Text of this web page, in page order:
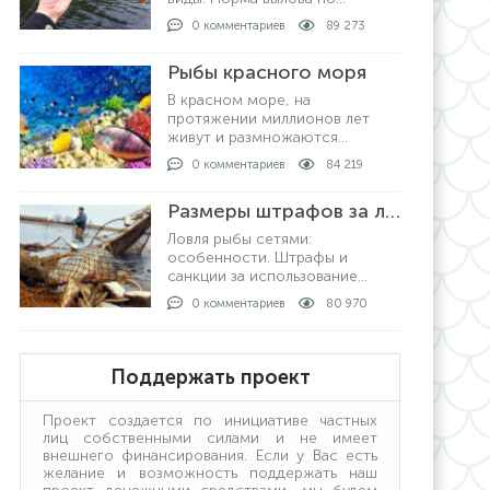
регионам в России,
допустимые размеры рыбы для
могут выписать штрафы и как
рыбачить не нарушая закон.
0 комментариев 89 273
Рыбы красного моря
В красном море, на
протяжении миллионов лет
живут и размножаются
различные подводные
обитатели в большом
день известно о полутора
тысячах видов рыб, которые
описан
0 комментариев 84 219
Размеры штрафов за ловлю рыбы сетями
Ловля рыбы сетями:
особенности. Штрафы и
санкции за использование
снасти. Кому можно ловить
сетями. Ловля рыбы с берега и
процедура. Получение
лицензии: кто выдает и какие
условия получения.
0 комментариев 80 970
Поддержать проект
Проект создается по инициативе частных
лиц собственными силами и не имеет
внешнего финансирования. Если у Вас есть
желание и возможность поддержать наш